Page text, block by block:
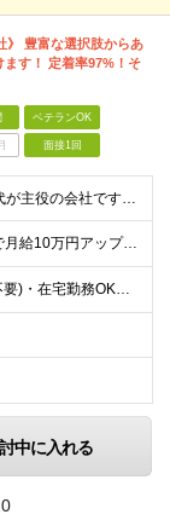
豊富な選択肢からあ
す！ 定着率97%！そ
ベテランOK
面接1回
≪平均年齢31歳！20代～30代が主役の会社です！≫ ■システム開発の実務経験をお持ちの方(言語、年数、フェーズ不問) ■学歴・経験不問 ★面接では当社でどんなキャリアが描けるのか、あなたの希望をど
≪前職給与UPを保証！最高で月給10万円アップも可能！≫ 月給35万円～70万円＋各種手当 ※経験・スキルに応じて決定いたします ※試用期間（6ヶ月）あり、期間中の給与・待遇に差異はありません ★
＼フルリモートワーク(通勤不要)・在宅勤務OK／ ★各プロジェクト先／完全在宅案件有 ※基本的に転勤はありません ★オフィス内完全禁煙（喫煙スペースは別途有）※現場によります ＝＝＝＝＝ 【大阪本
中に入れる